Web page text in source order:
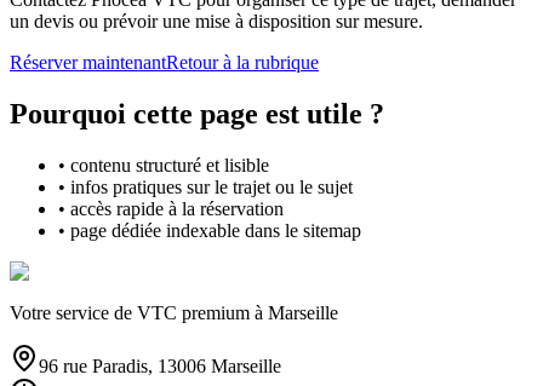
un devis ou prévoir une mise à disposition sur mesure.
Réserver maintenantRetour à la rubrique
Pourquoi cette page est utile ?
• contenu structuré et lisible
• infos pratiques sur le trajet ou le sujet
• accès rapide à la réservation
• page dédiée indexable dans le sitemap
Votre service de VTC premium à Marseille
96 rue Paradis, 13006 Marseille